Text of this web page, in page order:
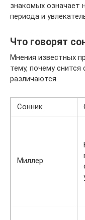
знакомых означает
периода и
Что говорят
Мнения известных
тему, почему
различаются.
Сонник
Миллер